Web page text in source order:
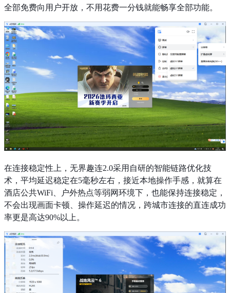
全部免费向用户开放，不用花费一分钱就能畅享全部功能。
在连接稳定性上，无界趣连2.0采用自研的智能链路优化技
术，平均延迟稳定在5毫秒左右，接近本地操作手感，就算在
酒店公共WiFi、户外热点等弱网环境下，也能保持连接稳定，
不会出现画面卡顿、操作延迟的情况，跨城市连接的直连成功
率更是高达90%以上。